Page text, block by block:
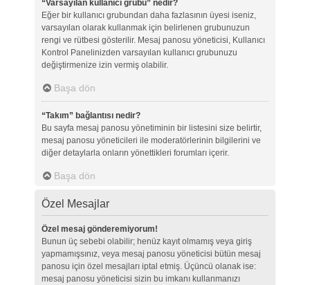
“Varsayılan kullanıcı grubu” nedir?
Eğer bir kullanıcı grubundan daha fazlasının üyesi iseniz,
varsayılan olarak kullanmak için belirlenen grubunuzun
rengi ve rütbesi gösterilir. Mesaj panosu yöneticisi, Kullanıcı
Kontrol Panelinizden varsayılan kullanıcı grubunuzu
değiştirmenize izin vermiş olabilir.
Başa dön
“Takım” bağlantısı nedir?
Bu sayfa mesaj panosu yönetiminin bir listesini size belirtir,
mesaj panosu yöneticileri ile moderatörlerinin bilgilerini ve
diğer detaylarla onların yönettikleri forumları içerir.
Başa dön
Özel Mesajlar
Özel mesaj gönderemiyorum!
Bunun üç sebebi olabilir; henüz kayıt olmamış veya giriş
yapmamışsınız, veya mesaj panosu yöneticisi bütün mesaj
panosu için özel mesajları iptal etmiş. Üçüncü olanak ise:
mesaj panosu yöneticisi sizin bu imkanı kullanmanızı